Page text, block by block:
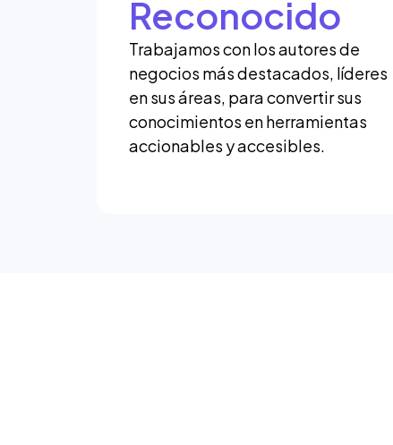
Reconocido
Trabajamos con los autores de
negocios más destacados, líderes
en sus áreas, para convertir sus
conocimientos en herramientas
accionables y accesibles.